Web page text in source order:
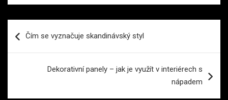
proČím se vyznačuje skandinávský styl
Dekorativní panely – jak je využít v interiérech s
nápadem